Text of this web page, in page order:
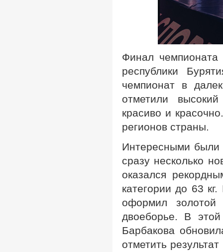
Финал
республики
чемпионат в
отметили
красиво и
регионов страны.
Интересными были
сразу несколько
оказался
категории до 63
оформил
двоеборье. В
Барбакова
отметить